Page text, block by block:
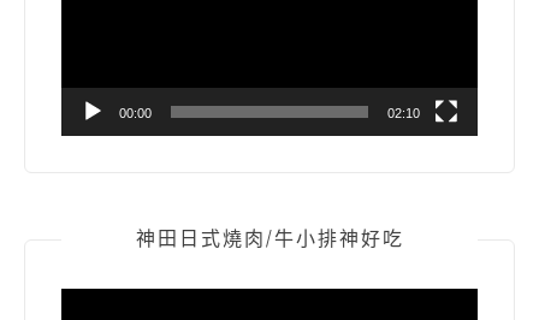
00:00 02:10
神田日式燒肉/牛小排神好吃